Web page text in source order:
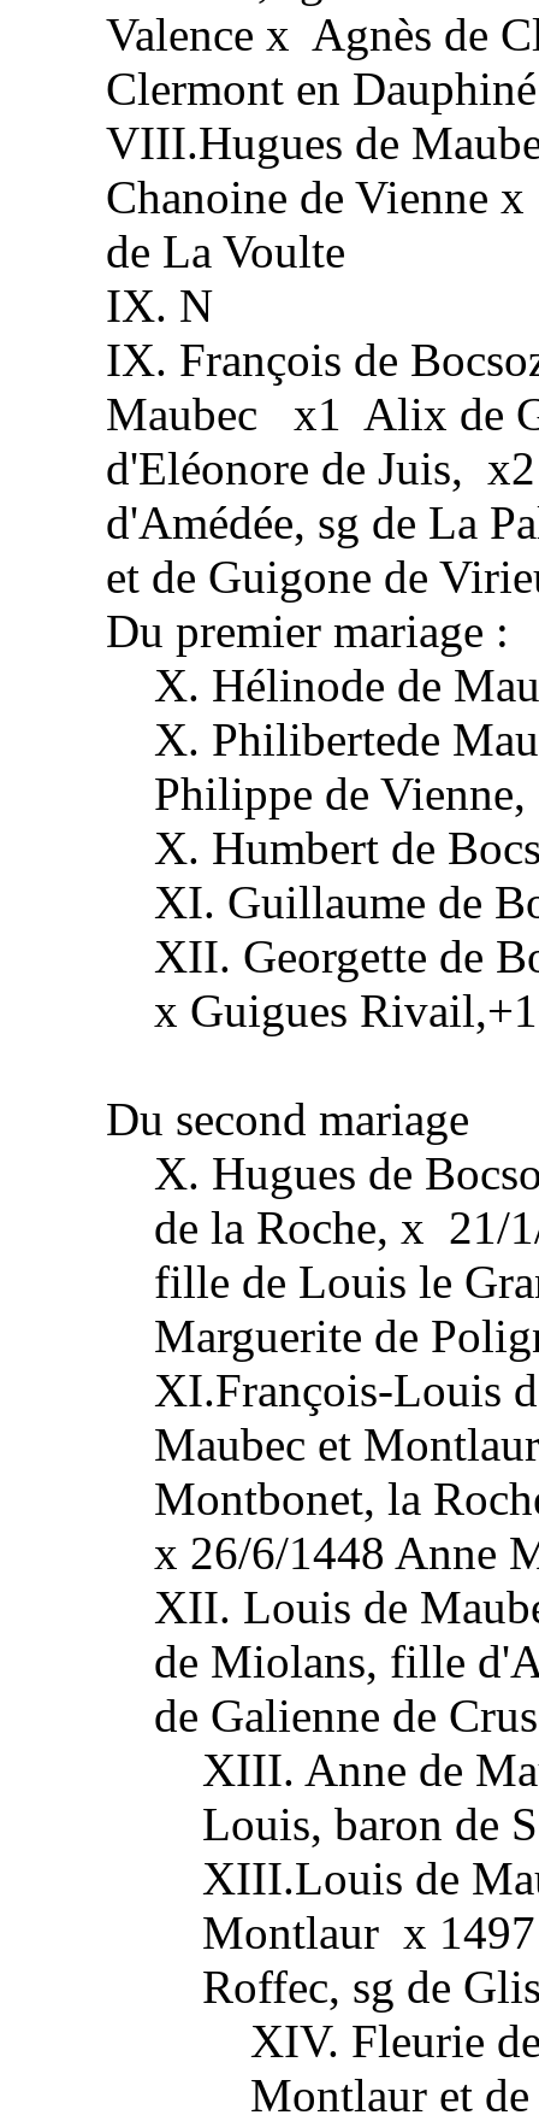
Valence x Agnès de
Clermont en
VIII.Hugues de
Chanoine de Vienne
de La Voulte
IX. N
IX. François de
Maubec x1 Alix de
d'Eléonore de Juis,
d'Amédée, sg de La
et de Guigone de
Du premier mariage :
X. Hélinode de
X. Philibertede
Philippe de
X. Humbert de
XI. Guillaume de
XII. Georgette de
x Guigues
Du second mariage
X. Hugues de
de la Roche, x 21/
fille de Louis le
Marguerite de
XI.François-Louis
Maubec et
Montbonet, la
x 26/6/1448 Anne
XII. Louis de
de Miolans, fille
de Galienne de
XIII. Anne de
Louis, baron de
XIII.Louis de
Montlaur x
Roffec, sg de
XIV. Fleurie
Montlaur et